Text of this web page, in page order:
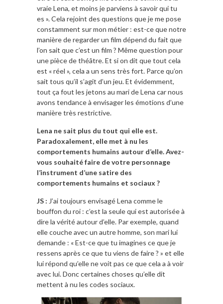
vraie Lena, et moins je parviens à savoir qui tu
es ». Cela rejoint des questions que je me pose
constamment sur mon métier : est-ce que notre
manière de regarder un film dépend du fait que
l’on sait que c’est un film ? Même question pour
une pièce de théâtre. Et si on dit que tout cela
est « réel », cela a un sens très fort. Parce qu’on
sait tous qu’il s’agit d’un jeu. Et évidemment,
tout ça fout les jetons au mari de Lena car nous
avons tendance à envisager les émotions d’une
manière très restrictive.
Lena ne sait plus du tout qui elle est.
Paradoxalement, elle met à nu les
comportements humains autour d’elle. Avez-
vous souhaité faire de votre personnage
l’instrument d’une satire des
comportements humains et sociaux ?
JS : J’ai toujours envisagé Lena comme le
bouffon du roi : c’est la seule qui est autorisée à
dire la vérité autour d’elle. Par exemple, quand
elle couche avec un autre homme, son mari lui
demande : « Est-ce que tu imagines ce que je
ressens après ce que tu viens de faire ? » et elle
lui répond qu’elle ne voit pas ce que cela a à voir
avec lui. Donc certaines choses qu’elle dit
mettent à nu les codes sociaux.